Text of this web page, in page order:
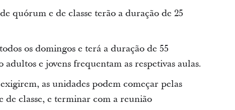
quórum e de classe terão a duração de 25
os domingos e terá a duração de 55
e jovens frequentam as respetivas aulas.
as unidades podem começar pelas
classe, e terminar com a reunião